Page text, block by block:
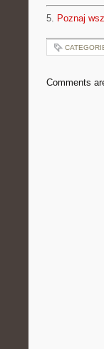
5. Poznaj
Comments